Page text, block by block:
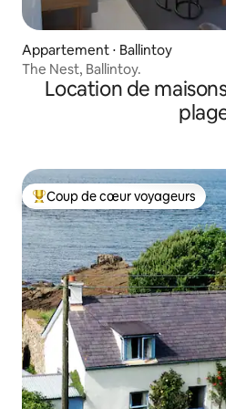
Appartement ⋅ Ballintoy
The Nest, Ballintoy.
Location de
Coups de cœur voyageurs les
Coup de cœur voyageurs